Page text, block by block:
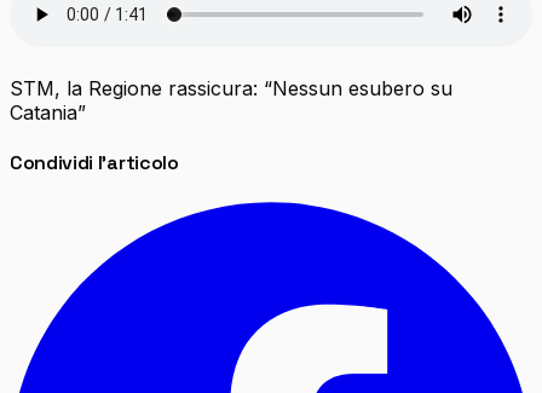
STM, la Regione rassicura: “Nessun esubero su
Catania”
Condividi l'articolo